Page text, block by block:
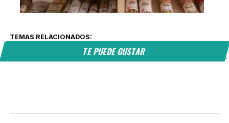
TEMAS RELACIONADOS:
TE PUEDE GUSTAR